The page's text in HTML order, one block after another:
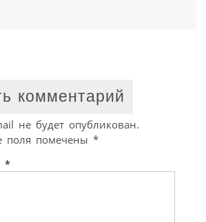
комментарий
не будет опубликован.
поля помечены *
*